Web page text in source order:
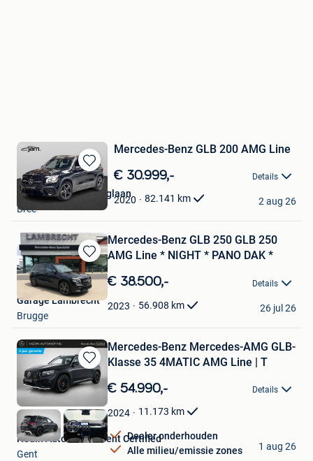
Bewaren
in
Mijn
Favorieten
Mercedes-Benz GLB 200 AMG Line
€ 30.999,- Details
2020 82.141 km
Groep Jam Bree Bruglaan
Bree
2 aug 26
Bewaren
in
Mijn
Favorieten
Mercedes-Benz GLB 250 GLB 250
AMG Line * NIGHT * PANO DAK *
€ 38.500,- Details
2023 56.908 km
Garage Lambrecht
Brugge
26 jul 26
Bewaren
in
Mijn
Favorieten
Mercedes-Benz Mercedes-AMG GLB-
Klasse 35 4MATIC AMG Line | T
€ 54.990,- Details
2024 11.173 km
Dealer onderhouden
Alle milieu/emissie zones
Hedin Automotive Gent Certified
Gent
1 aug 26